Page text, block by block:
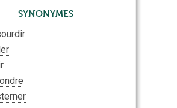
Synonymes